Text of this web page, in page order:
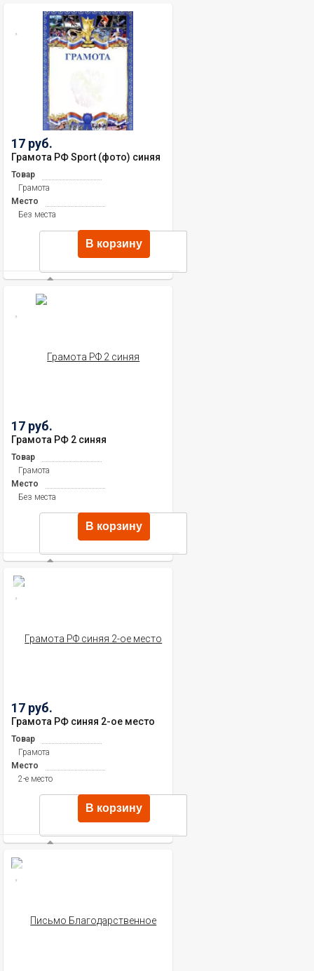
17 руб.
Грамота РФ Sport (фото) синяя
Товар
Грамота
Место
Без места
В корзину
17 руб.
Грамота РФ 2 синяя
Товар
Грамота
Место
Без места
В корзину
17 руб.
Грамота РФ синяя 2-ое место
Товар
Грамота
Место
2-е место
В корзину